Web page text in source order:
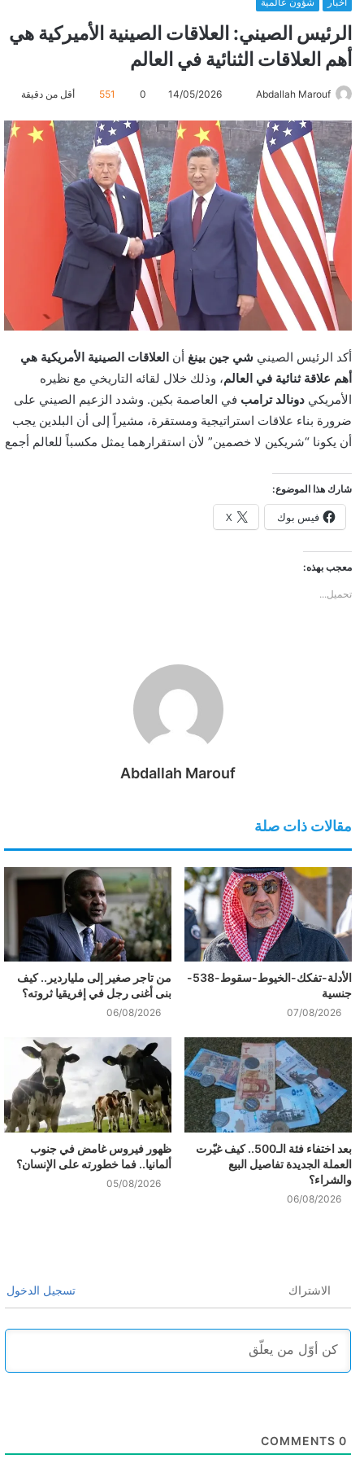
الرئيس الصيني: العلاقات الصينية الأميركية هي
أهم العلاقات الثنائية في العالم
Abdallah Marouf
س
ل
ب
ر
ي
ك
ت
ي
ا
14/05/2026
0
551 أقل من دقيقة
أكد الرئيس الصيني شي جين بينغ أن العلاقات الصينية الأمريكية هي
أهم علاقة ثنائية في العالم، وذلك خلال لقائه التاريخي مع نظيره
الأمريكي دونالد ترامب في العاصمة بكين. وشدد الزعيم الصيني على
ضرورة بناء علاقات استراتيجية ومستقرة، مشيراً إلى أن البلدين يجب
أن يكونا “شريكين لا خصمين” لأن استقرارهما يمثل مكسباً للعالم أجمع
شارك هذا الموضوع:
فيس بوك X
معجب بهذه:
تحميل...
Abdallah Marouf
مقالات ذات صلة
الأدلة-تفكك-الخيوط-سقوط-538-
جنسية
07/08/2026
من تاجر صغير إلى ملياردير.. كيف
بنى أغنى رجل في إفريقيا ثروته؟
06/08/2026
بعد اختفاء فئة الـ500.. كيف غيّرت
العملة الجديدة تفاصيل البيع
والشراء؟
06/08/2026
ظهور فيروس غامض في جنوب
ألمانيا.. فما خطورته على الإنسان؟
05/08/2026
الاشتراك تسجيل الدخول
0